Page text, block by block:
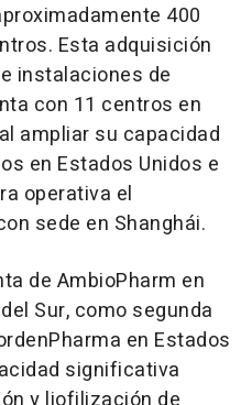
400
Esta adquisición
instalaciones de
con 11 centros en
ampliar su capacidad
en Estados Unidos e
operativa el
sede en Shanghái.
de AmbioPharm en
Sur, como segunda
en Estados
significativa